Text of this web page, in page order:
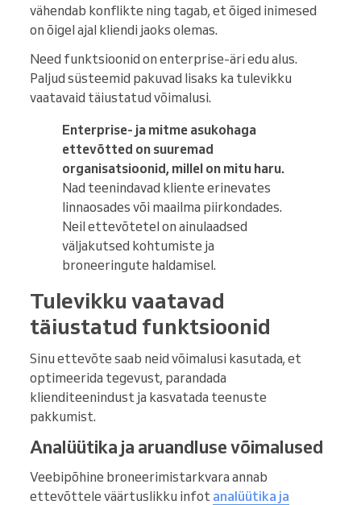
vähendab konflikte ning tagab, et õiged inimesed
on õigel ajal kliendi jaoks olemas.
Need funktsioonid on enterprise-äri edu alus.
Paljud süsteemid pakuvad lisaks ka tulevikku
vaatavaid täiustatud võimalusi.
Enterprise- ja mitme asukohaga
ettevõtted on suuremad
organisatsioonid, millel on mitu haru.
Nad teenindavad kliente erinevates
linnaosades või maailma piirkondades.
Neil ettevõtetel on ainulaadsed
väljakutsed kohtumiste ja
broneeringute haldamisel.
Tulevikku vaatavad
täiustatud funktsioonid
Sinu ettevõte saab neid võimalusi kasutada, et
optimeerida tegevust, parandada
klienditeenindust ja kasvatada teenuste
pakkumist.
Analüütika ja aruandluse võimalused
Veebipõhine broneerimistarkvara annab
ettevõttele väärtuslikku infot analüütika ja